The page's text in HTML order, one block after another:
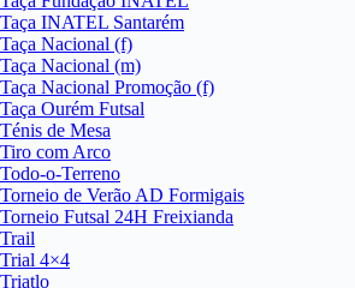
Taça INATEL Santarém
Taça Nacional (f)
Taça Nacional (m)
Taça Nacional Promoção (f)
Taça Ourém Futsal
Ténis de Mesa
Tiro com Arco
Todo-o-Terreno
Torneio de Verão AD Formigais
Torneio Futsal 24H Freixianda
Trail
Trial 4×4
Triatlo